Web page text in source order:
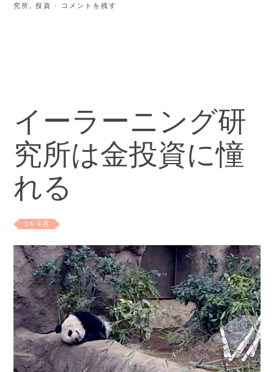
究所 ,投資 · コメントを残す
イーラーニング研
究所は金投資に憧
れる
14 4月